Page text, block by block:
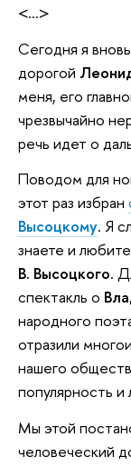
<...>
Сегодня я
дорогой
меня, его
чрезвычайно
речь идет о
Поводом для
этот раз избран
Высоцкому. Я
знаете и
В. Высоцкого.
спектакль о
народного
отразили
нашего
популярность
Мы этой
человеческий